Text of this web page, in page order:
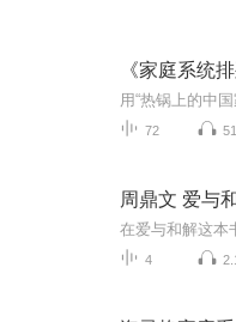
《家庭系统排
72
周鼎文 爱与
4